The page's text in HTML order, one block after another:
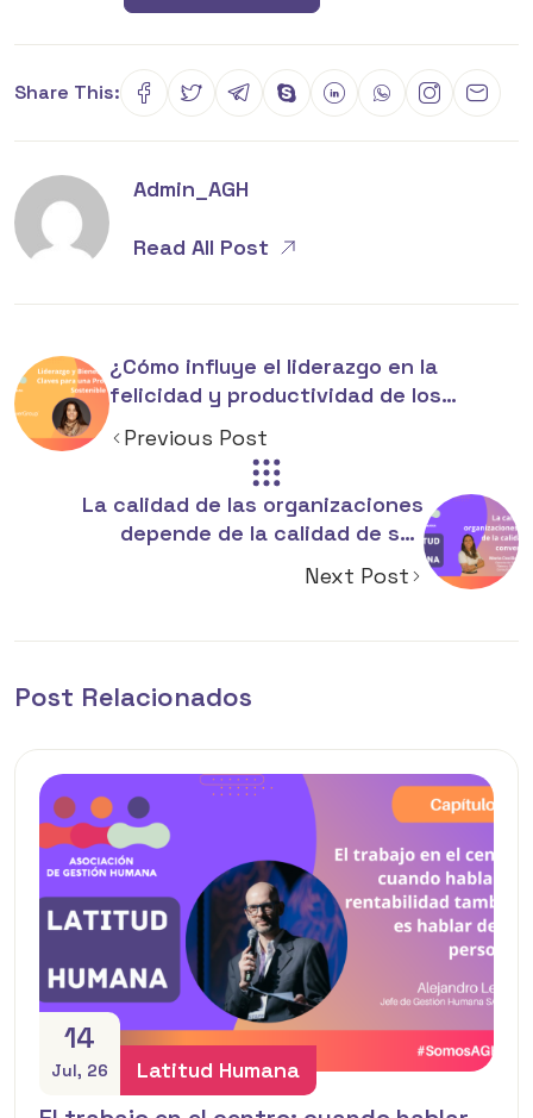
Share This:
Admin_AGH
Read All Post
¿Cómo influye el liderazgo en la
felicidad y productividad de los
Previous Post
La calidad de las organizaciones
depende de la calidad de sus
Next Post
Post Relacionados
14
Jul, 26 Latitud Humana